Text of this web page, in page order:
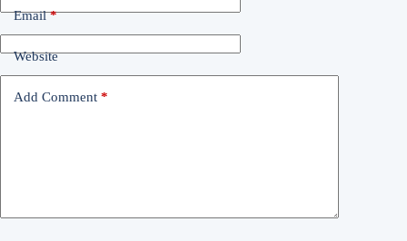
Email*
Website
Add Comment *